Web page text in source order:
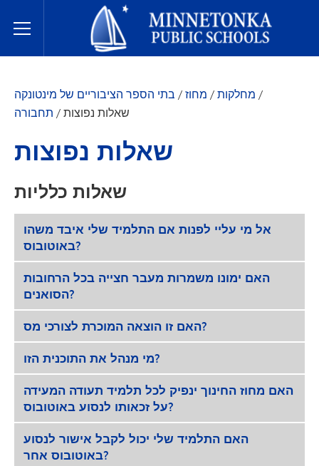
Toggle Menu
בתי הספר הציבוריים של מינטונקה
בתי הספר הציבוריים של מינטונקה /מחוז /מחלקות /
תחבורה /שאלות נפוצות
שאלות נפוצות
שאלות כלליות
אל מי עליי לפנות אם התלמיד שלי איבד משהו
באוטובוס?
האם ימונו משמרות מעבר חצייה בכל הרחובות
הסואנים?
האם זו הוצאה המוכרת לצורכי מס?
מי מנהל את התוכנית הזו?
האם מחוז החינוך ינפיק לכל תלמיד תעודה המעידה
על זכאותו לנסוע באוטובוס?
האם התלמיד שלי יכול לקבל אישור לנסוע
באוטובוס אחר?